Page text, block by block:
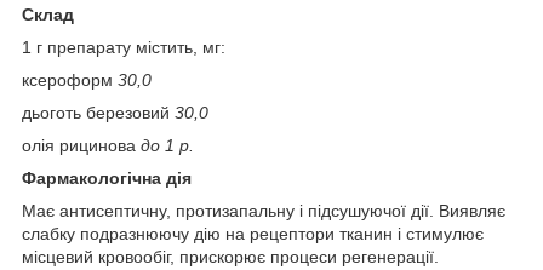
Склад
1 г препарату містить, мг:
ксероформ 30,0
дьоготь березовий 30,0
олія рицинова до 1 р.
Фармакологічна дія
Має антисептичну, протизапальну і підсушуючої дії. Виявляє
слабку подразнюючу дію на рецептори тканин і стимулює
місцевий кровообіг, прискорює процеси регенерації.